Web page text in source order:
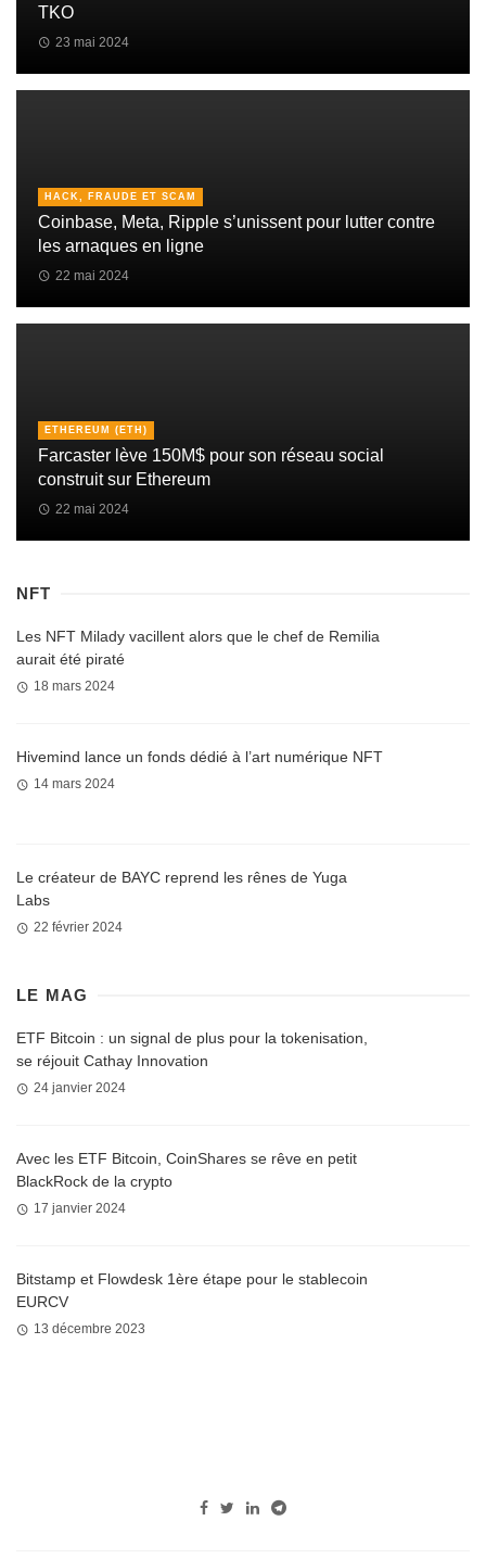
TKO
23 mai 2024
HACK, FRAUDE ET SCAM
Coinbase, Meta, Ripple s’unissent pour lutter contre
les arnaques en ligne
22 mai 2024
ETHEREUM (ETH)
Farcaster lève 150M$ pour son réseau social
construit sur Ethereum
22 mai 2024
NFT
Les NFT Milady vacillent alors que le chef de Remilia
aurait été piraté
18 mars 2024
Hivemind lance un fonds dédié à l’art numérique NFT
14 mars 2024
Le créateur de BAYC reprend les rênes de Yuga
Labs
22 février 2024
LE MAG
ETF Bitcoin : un signal de plus pour la tokenisation,
se réjouit Cathay Innovation
24 janvier 2024
Avec les ETF Bitcoin, CoinShares se rêve en petit
BlackRock de la crypto
17 janvier 2024
Bitstamp et Flowdesk 1ère étape pour le stablecoin
EURCV
13 décembre 2023